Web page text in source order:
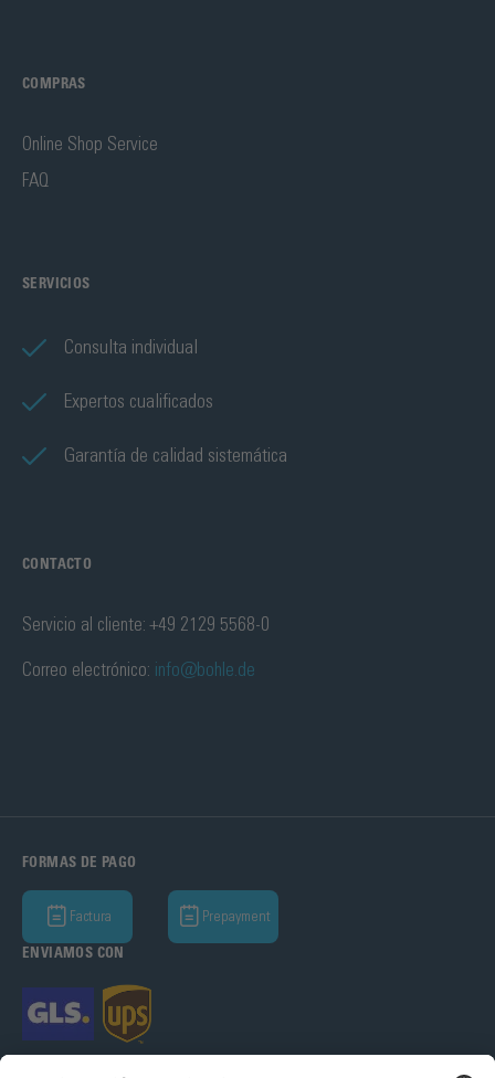
COMPRAS
Online Shop Service
FAQ
SERVICIOS
Consulta individual
Expertos cualificados
Garantía de calidad sistemática
CONTACTO
Servicio al cliente: +49 2129 5568-0
Correo electrónico: info@bohle.de
FORMAS DE PAGO
Factura Prepayment
ENVIAMOS CON